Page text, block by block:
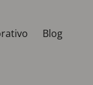
Blog